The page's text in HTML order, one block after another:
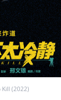
(2022)